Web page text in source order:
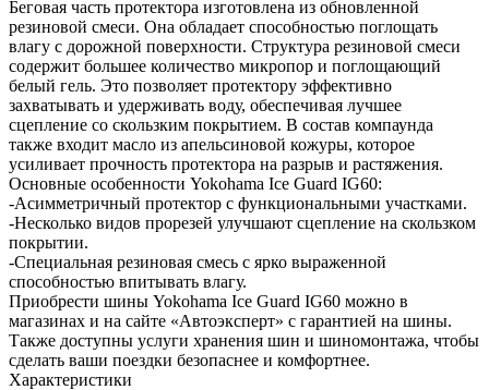
Беговая часть протектора изготовлена из обновленной
резиновой смеси. Она обладает способностью поглощать
влагу с дорожной поверхности. Структура резиновой смеси
содержит большее количество микропор и поглощающий
белый гель. Это позволяет протектору эффективно
захватывать и удерживать воду, обеспечивая лучшее
сцепление со скользким покрытием. В состав компаунда
также входит масло из апельсиновой кожуры, которое
усиливает прочность протектора на разрыв и растяжения.
Основные особенности Yokohama Ice Guard IG60:
-Асимметричный протектор с функциональными участками.
-Несколько видов прорезей улучшают сцепление на скользком
покрытии.
-Специальная резиновая смесь с ярко выраженной
способностью впитывать влагу.
Приобрести шины Yokohama Ice Guard IG60 можно в
магазинах и на сайте «Автоэксперт» с гарантией на шины.
Также доступны услуги хранения шин и шиномонтажа, чтобы
сделать ваши поездки безопаснее и комфортнее.
Характеристики